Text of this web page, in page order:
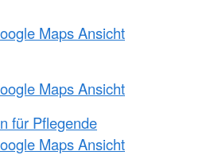
Maps Ansicht
Maps Ansicht
für Pflegende
Maps Ansicht